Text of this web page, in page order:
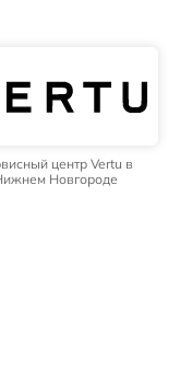
центр Vertu в
Новгороде